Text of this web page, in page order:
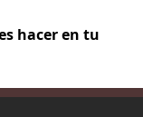
hacer en tu